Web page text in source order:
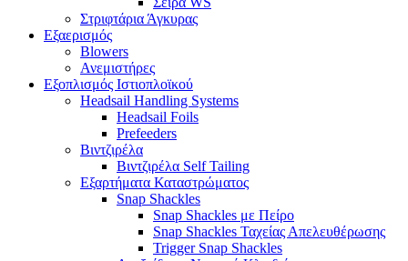
Στριφτάρια Άγκυρας
Εξαερισμός
Blowers
Ανεμιστήρες
Εξοπλισμός Ιστιοπλοϊκού
Headsail Handling Systems
Headsail Foils
Prefeeders
Βιντζιρέλα
Βιντζιρέλα Self Tailing
Εξαρτήματα Καταστρώματος
Snap Shackles
Snap Shackles με Πείρο
Snap Shackles Ταχείας Απελευθέρωσης
Trigger Snap Shackles